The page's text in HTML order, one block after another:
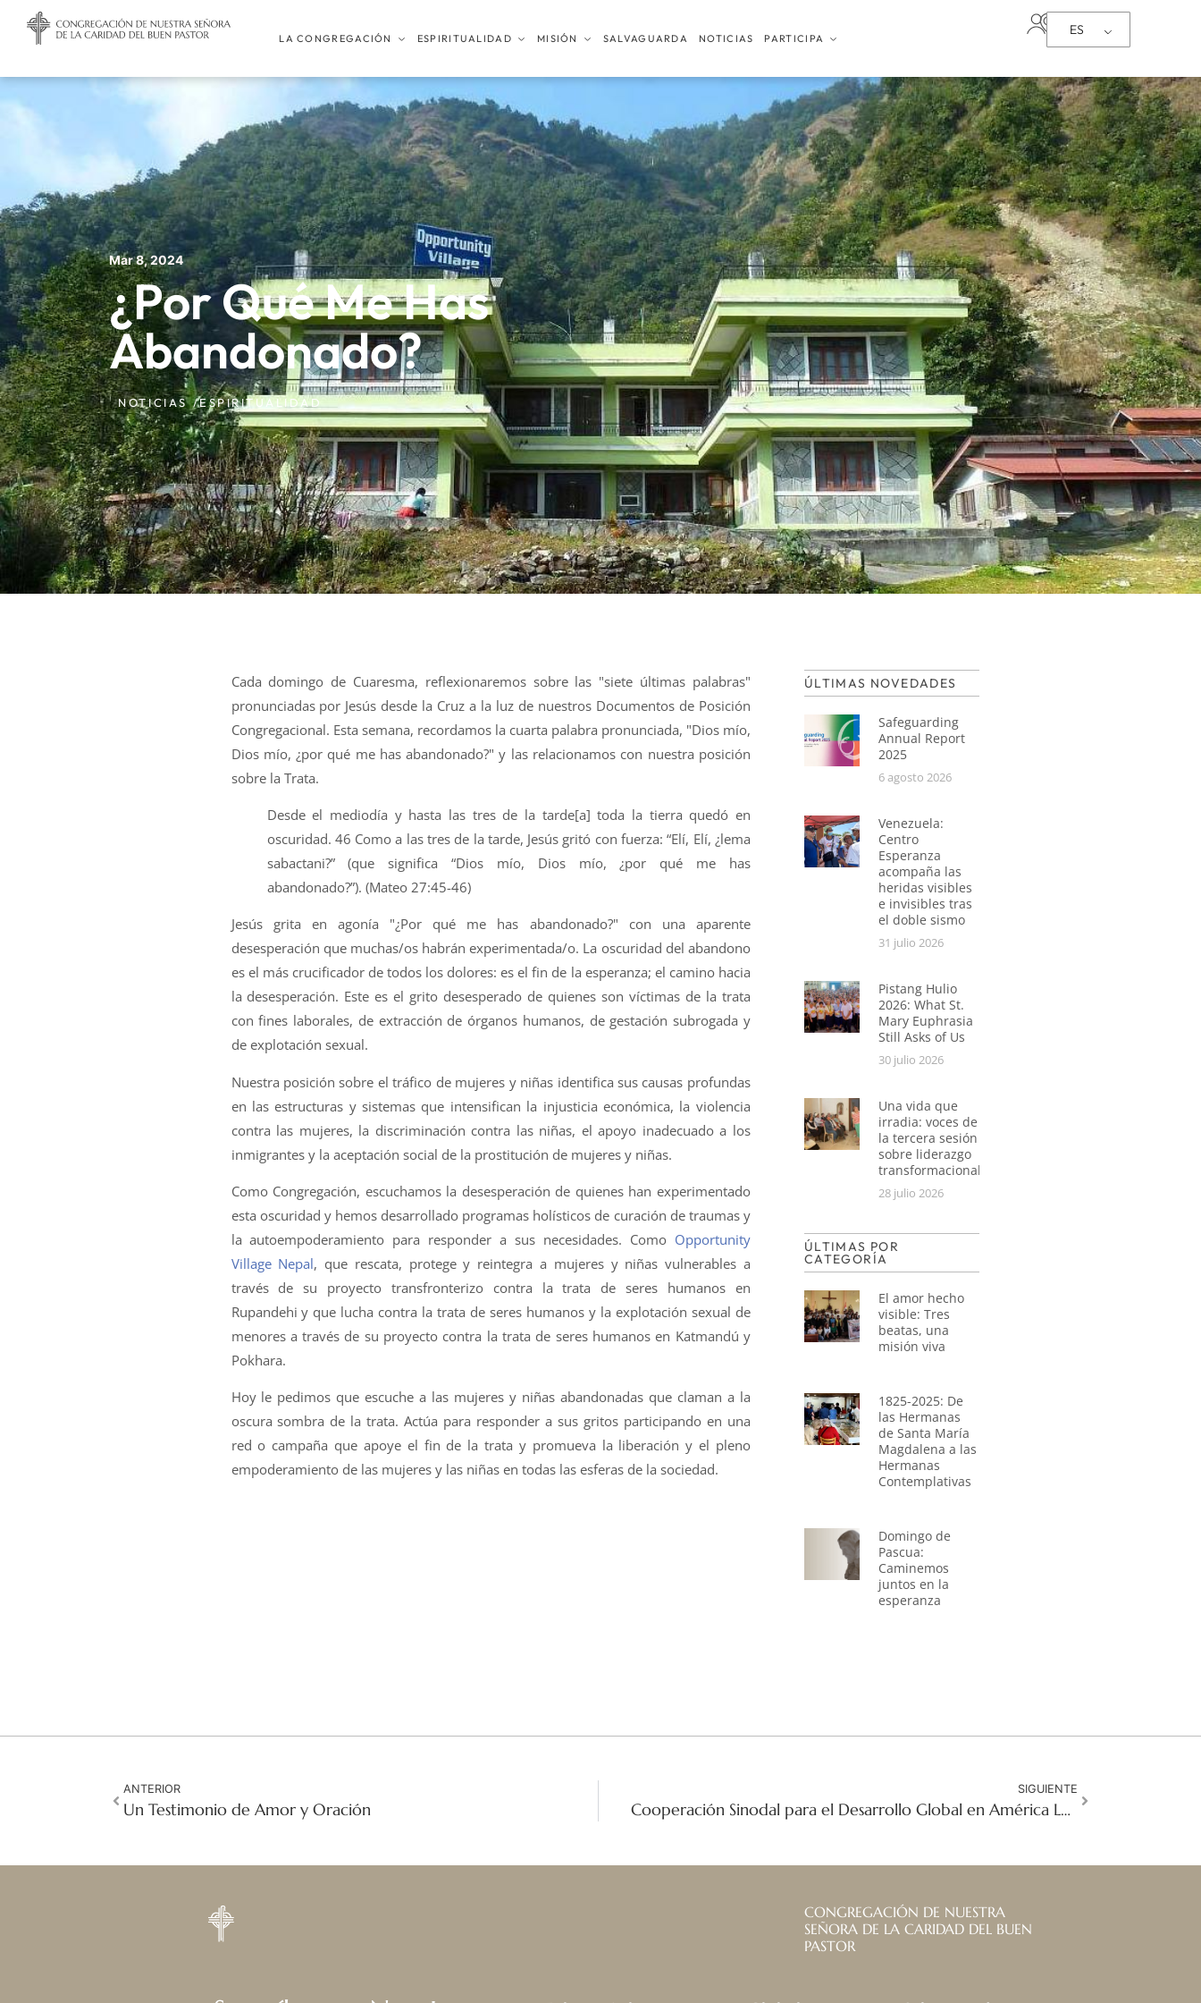
LA CONGREGACIÓN ESPIRITUALIDAD MISIÓN SALVAGUARDA NOTICIAS PARTICIPA
ES
Mar 8, 2024
¿Por Qué Me Has
Abandonado?
NOTICIAS /ESPIRITUALIDAD
Cada domingo de Cuaresma, reflexionaremos sobre las "siete últimas palabras"
pronunciadas por Jesús desde la Cruz a la luz de nuestros Documentos de Posición
Congregacional. Esta semana, recordamos la cuarta palabra pronunciada, "Dios mío,
Dios mío, ¿por qué me has abandonado?" y las relacionamos con nuestra posición
sobre la Trata.
Desde el mediodía y hasta las tres de la tarde[a] toda la tierra quedó en
oscuridad. 46 Como a las tres de la tarde, Jesús gritó con fuerza: “Elí, Elí, ¿lema
sabactani?” (que significa “Dios mío, Dios mío, ¿por qué me has
abandonado?”). (Mateo 27:45-46)
Jesús grita en agonía "¿Por qué me has abandonado?" con una aparente
desesperación que muchas/os habrán experimentada/o. La oscuridad del abandono
es el más crucificador de todos los dolores: es el fin de la esperanza; el camino hacia
la desesperación. Este es el grito desesperado de quienes son víctimas de la trata
con fines laborales, de extracción de órganos humanos, de gestación subrogada y
de explotación sexual.
Nuestra posición sobre el tráfico de mujeres y niñas identifica sus causas profundas
en las estructuras y sistemas que intensifican la injusticia económica, la violencia
contra las mujeres, la discriminación contra las niñas, el apoyo inadecuado a los
inmigrantes y la aceptación social de la prostitución de mujeres y niñas.
Como Congregación, escuchamos la desesperación de quienes han experimentado
esta oscuridad y hemos desarrollado programas holísticos de curación de traumas y
la autoempoderamiento para responder a sus necesidades. Como Opportunity
Village Nepal, que rescata, protege y reintegra a mujeres y niñas vulnerables a
través de su proyecto transfronterizo contra la trata de seres humanos en
Rupandehi y que lucha contra la trata de seres humanos y la explotación sexual de
menores a través de su proyecto contra la trata de seres humanos en Katmandú y
Pokhara.
Hoy le pedimos que escuche a las mujeres y niñas abandonadas que claman a la
oscura sombra de la trata. Actúa para responder a sus gritos participando en una
red o campaña que apoye el fin de la trata y promueva la liberación y el pleno
empoderamiento de las mujeres y las niñas en todas las esferas de la sociedad.
ÚLTIMAS NOVEDADES
Safeguarding
Annual Report
2025
6 agosto 2026
Venezuela:
Centro
Esperanza
acompaña las
heridas visibles
e invisibles tras
el doble sismo
31 julio 2026
Pistang Hulio
2026: What St.
Mary Euphrasia
Still Asks of Us
30 julio 2026
Una vida que
irradia: voces de
la tercera sesión
sobre liderazgo
transformacional
28 julio 2026
ÚLTIMAS POR
CATEGORÍA
El amor hecho
visible: Tres
beatas, una
misión viva
1825-2025: De
las Hermanas
de Santa María
Magdalena a las
Hermanas
Contemplativas
Domingo de
Pascua:
Caminemos
juntos en la
esperanza
ANTERIOR
Un Testimonio de Amor y Oración
SIGUIENTE
Cooperación Sinodal para el Desarrollo Global en América Latina
CONGREGACIÓN DE NUESTRA
SEÑORA DE LA CARIDAD DEL BUEN
PASTOR